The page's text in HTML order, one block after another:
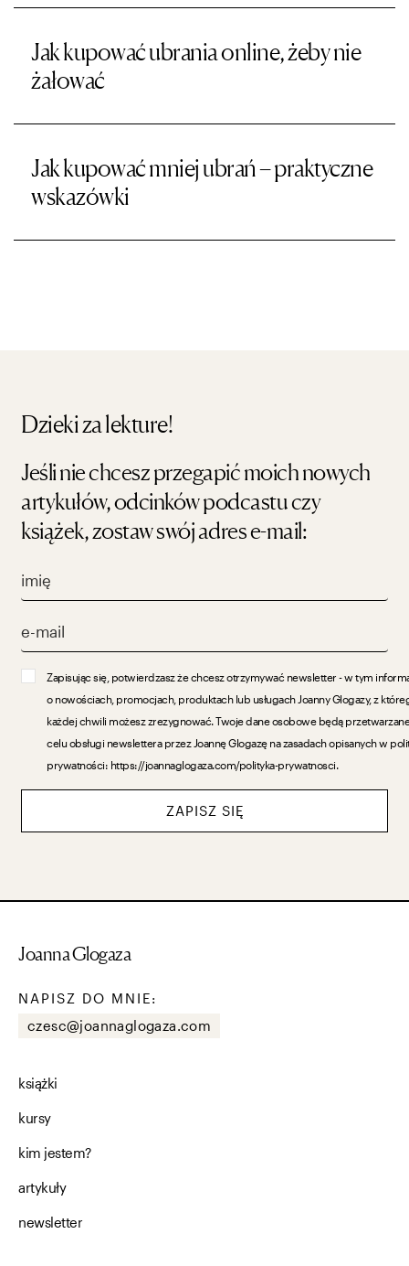
Jak kupować ubrania online, żeby nie
żałować
Jak kupować mniej ubrań – praktyczne
wskazówki
Dzieki za lekture!
Jeśli nie chcesz przegapić moich nowych
artykułów, odcinków podcastu czy
książek, zostaw swój adres e-mail:
Zapisując się, potwierdzasz że chcesz otrzymywać newsletter - w tym
o nowościach, promocjach, produktach lub usługach Joanny Glogazy, z
każdej chwili możesz zrezygnować. Twoje dane osobowe będą
celu obsługi newslettera przez Joannę Glogazę na zasadach opisanych w
prywatności: https://joannaglogaza.com/polityka-prywatnosci.
ZAPISZ SIĘ
Joanna Glogaza
NAPISZ DO MNIE:
czesc@joannaglogaza.com
książki
kursy
kim jestem?
artykuły
newsletter